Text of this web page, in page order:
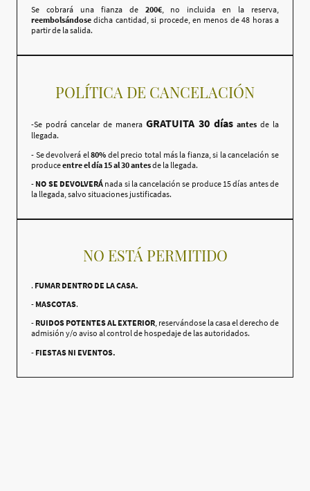
Se cobrará una fianza de 200€, no incluida en la reserva,
reembolsándose dicha cantidad, si procede, en menos de 48 horas a
partir de la salida.
POLÍTICA DE CANCELACIÓN
-Se podrá cancelar de manera GRATUITA 30 días antes de la
llegada.
- Se devolverá el80% del precio total más la fianza, si la cancelación se
produceentre el día 15 al 30 antesde la llegada.
- NO SE DEVOLVERÁ nada si la cancelación se produce 15 días antes de
la llegada, salvo situaciones justificadas.
NO ESTÁ PERMITIDO
. FUMAR DENTRO DE LA CASA.
- MASCOTAS.
- RUIDOS POTENTES AL EXTERIOR, reservándose la casa el derecho de
admisión y/o aviso al control de hospedaje de las autoridados.
- FIESTAS NI EVENTOS.